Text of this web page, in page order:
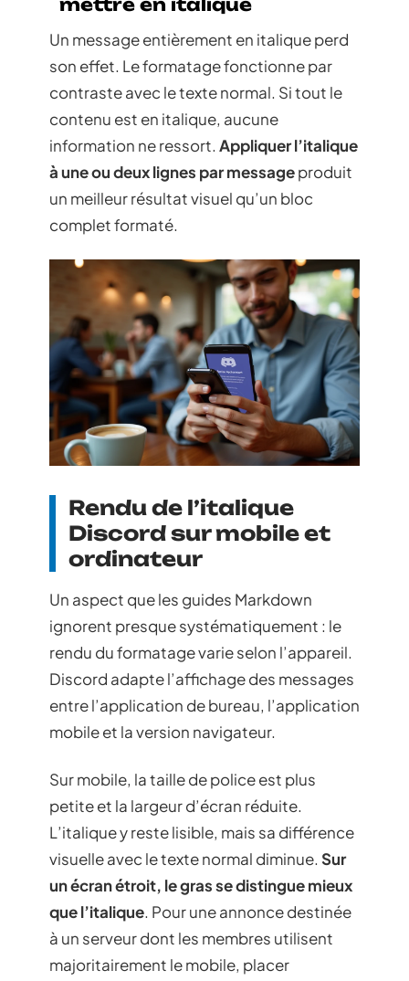
mettre en italique
Un message entièrement en italique perd
son effet. Le formatage fonctionne par
contraste avec le texte normal. Si tout le
contenu est en italique, aucune
information ne ressort. Appliquer l’italique
à une ou deux lignes par messageproduit
un meilleur résultat visuel qu’un bloc
complet formaté.
Rendu de l’italique
Discord sur mobile et
ordinateur
Un aspect que les guides Markdown
ignorent presque systématiquement : le
rendu du formatage varie selon l’appareil.
Discord adapte l’affichage des messages
entre l’application de bureau, l’application
mobile et la version navigateur.
Sur mobile, la taille de police est plus
petite et la largeur d’écran réduite.
L’italique y reste lisible, mais sa différence
visuelle avec le texte normal diminue. Sur
un écran étroit, le gras se distingue mieux
que l’italique. Pour une annonce destinée
à un serveur dont les membres utilisent
majoritairement le mobile, placer